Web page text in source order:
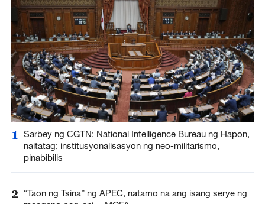
1
Sarbey ng CGTN: National Intelligence Bureau ng Hapon,
naitatag; institusyonalisasyon ng neo-militarismo,
pinabibilis
2 “Taon ng Tsina” ng APEC, natamo na ang isang serye ng